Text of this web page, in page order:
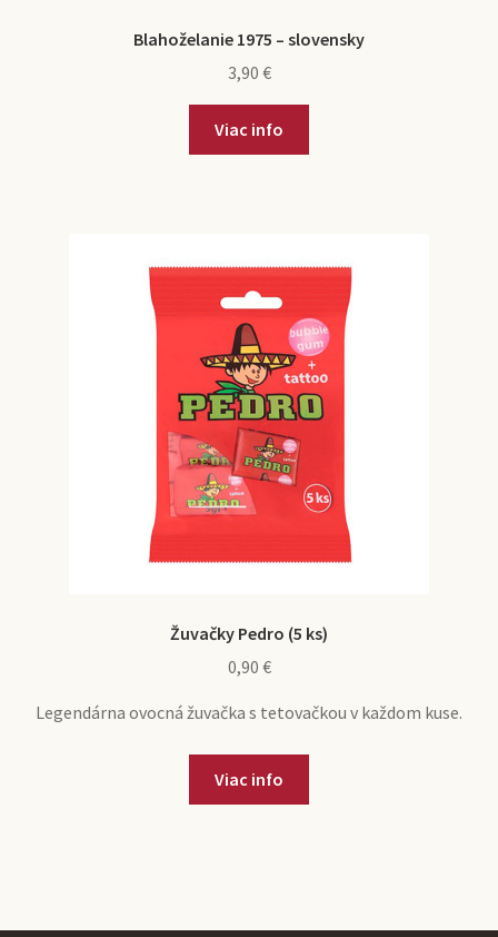
Blahoželanie 1975 – slovensky
3,90 €
Viac info
Žuvačky Pedro (5 ks)
0,90 €
Legendárna ovocná žuvačka s tetovačkou v každom kuse.
Viac info